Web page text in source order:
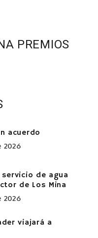
PREMIOS
acuerdo
2026
servicio de agua
de Los Mina
2026
viajará a